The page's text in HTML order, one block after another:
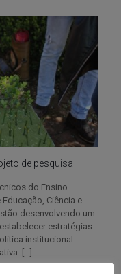
de pesquisa
do Ensino
Ciência e
desenvolvendo um
estratégias
institucional
[…]